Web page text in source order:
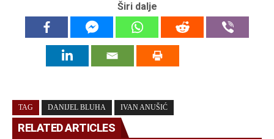
Širi dalje
TAG DANIJEL BLUHA IVAN ANUŠIĆ
RELATED ARTICLES